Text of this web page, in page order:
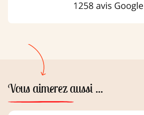
Vous aimerez aussi ...